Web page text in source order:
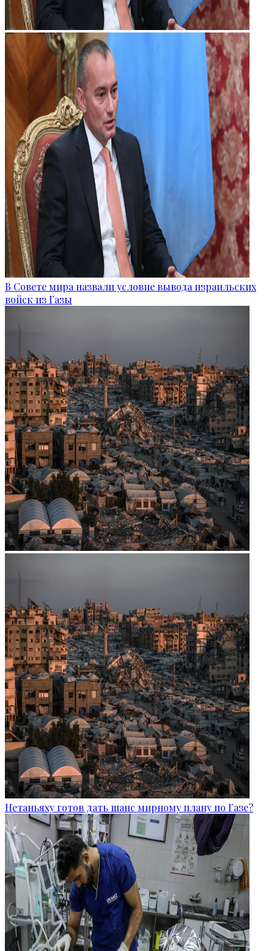
В Совете мира назвали условие вывода израильских
войск из Газы
Нетаньяху готов дать шанс мирному плану по Газе?